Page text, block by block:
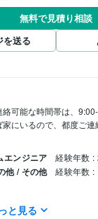
無料で見積り相談
を送る
可能な時間帯は、
にいるので、都度ご連
エンジニア 経験年数 :
他 / その他 経験年数 :
と見る